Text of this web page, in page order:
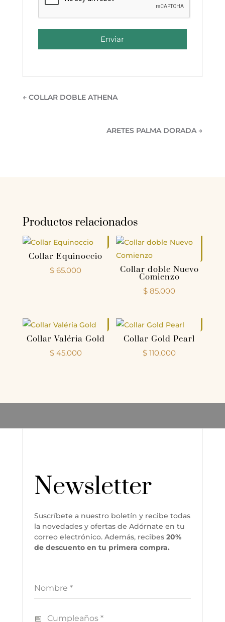
Enviar
← COLLAR DOBLE ATHENA
ARETES PALMA DORADA→
Productos relacionados
Collar Equinoccio
$ 65.000 Collar doble Nuevo
Comienzo
$ 85.000
Collar Valéria Gold
$45.000
Collar Gold Pearl
$ 110.000
Newsletter
Suscríbete a nuestro boletín y recibe todas
la novedades y ofertas de Adórnate en tu
correo electrónico. Además, recibes 20%
de descuento en tu primera compra.
Nombre*
Cumpleaños*